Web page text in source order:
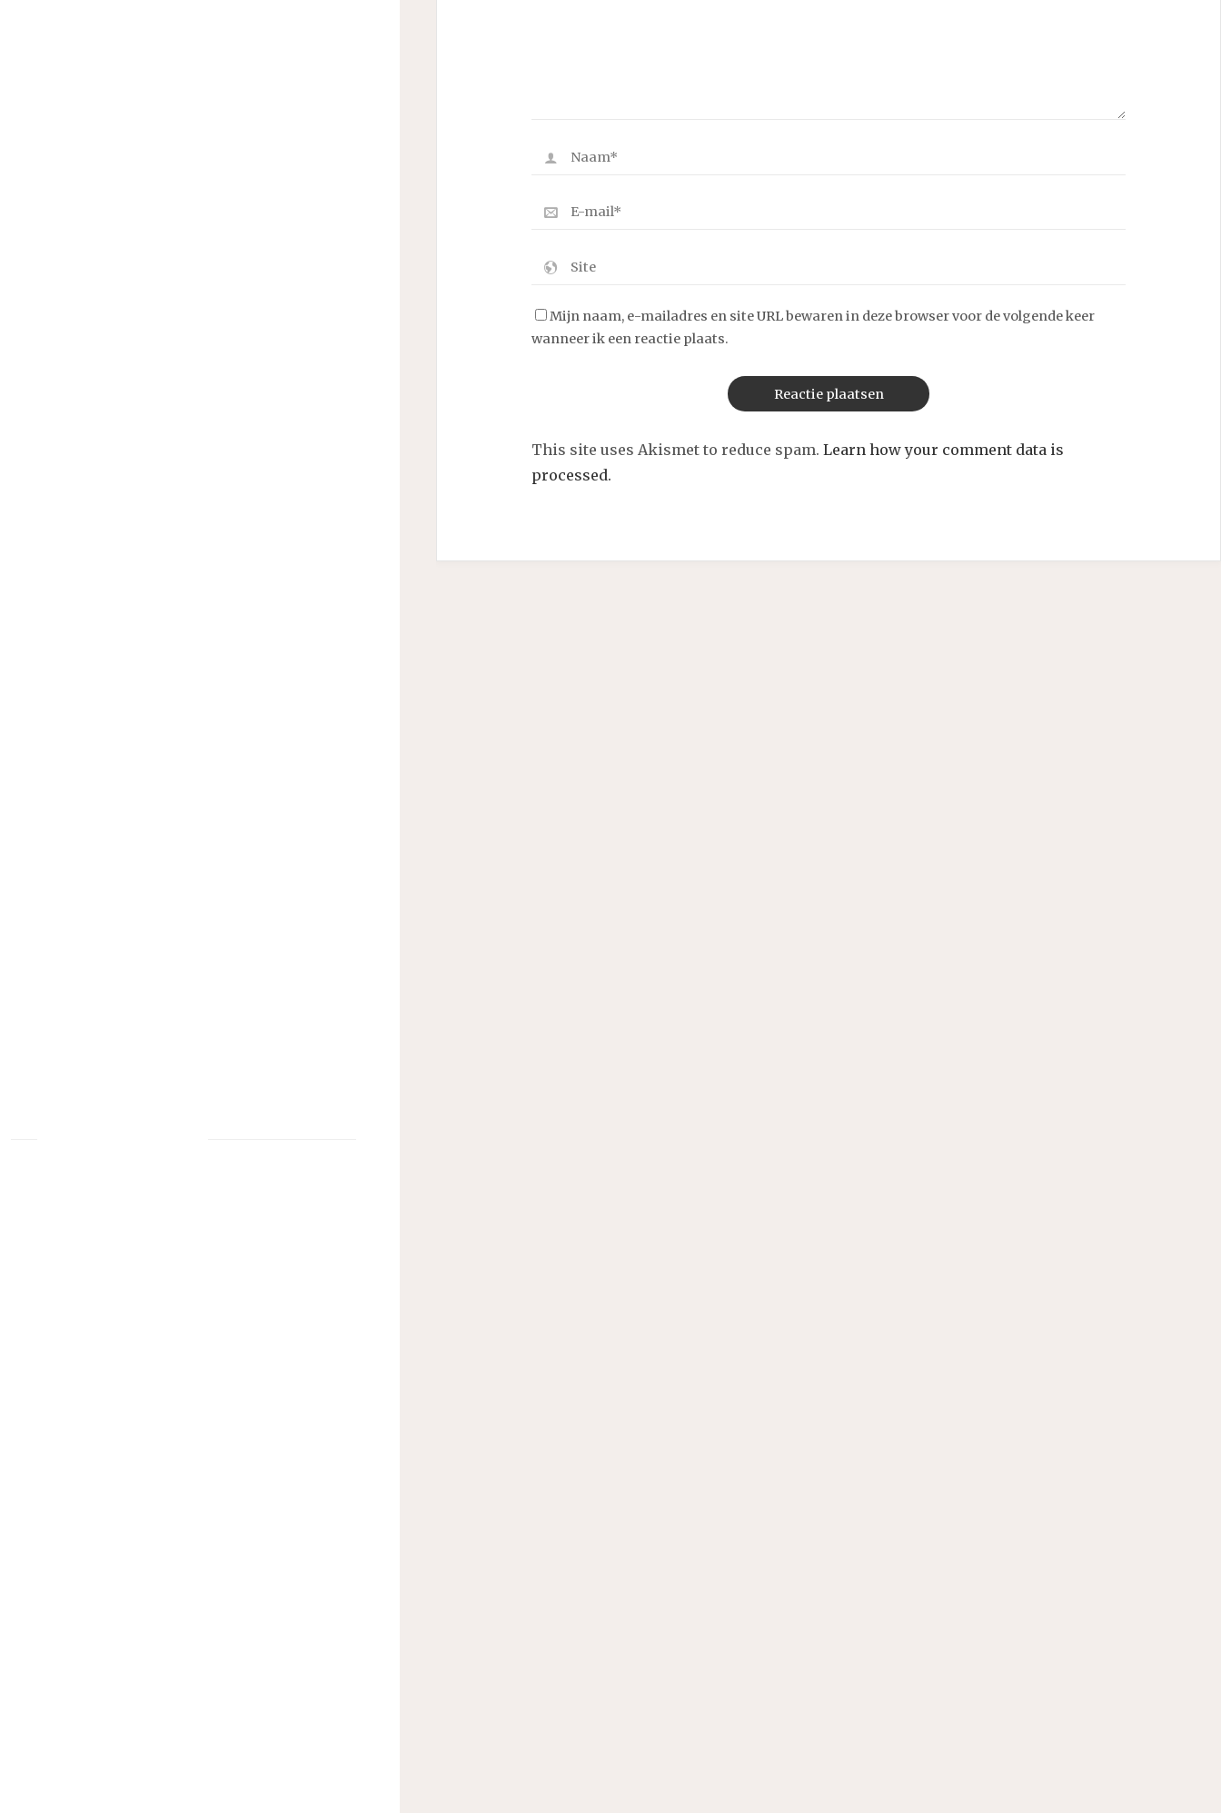
Mijn naam, e-mailadres en site URL bewaren in deze browser voor de volgende keer
wanneer ik een reactie plaats.
This site uses Akismet to reduce spam. Learn how your comment data is
processed.